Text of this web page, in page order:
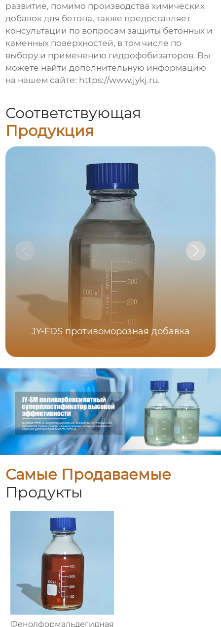
развитие, помимо производства химических
добавок для бетона, также предоставляет
консультации по вопросам защиты бетонных и
каменных поверхностей, в том числе по
выбору и применению гидрофобизаторов. Вы
можете найти дополнительную информацию
на нашем сайте: https://www.jykj.ru.
Соответствующая
Продукция
JY-FDS противоморозная добавка
Самые Продаваемые
Продукты
Фенолформальдегидная